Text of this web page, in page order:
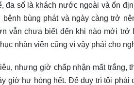
đa số là khách nước ngoài và ổn
bùng phát và ngày càng trở
vẫn chưa biết đến khi nào mới trở
nhân viên cũng vì vậy phải cho
nhưng giờ chấp nhận mất trắng,
giờ hư hỏng hết. Để duy trì tôi phải